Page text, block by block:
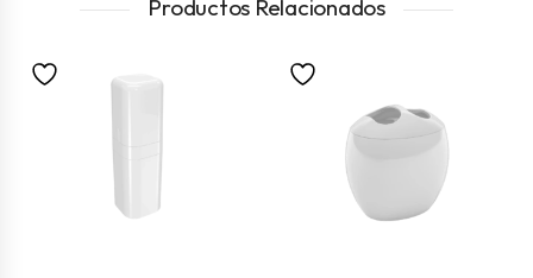
Productos Relacionados